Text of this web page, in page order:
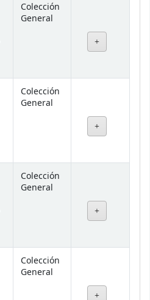
Colección
General
Colección
General
Colección
General
Colección
General